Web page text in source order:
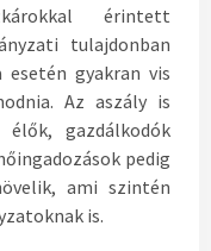
érintett
tulajdonban
gyakran vis
Az aszály is
gazdálkodók
pedig
ami szintén
is.